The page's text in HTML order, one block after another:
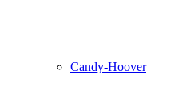
Candy-Hoover